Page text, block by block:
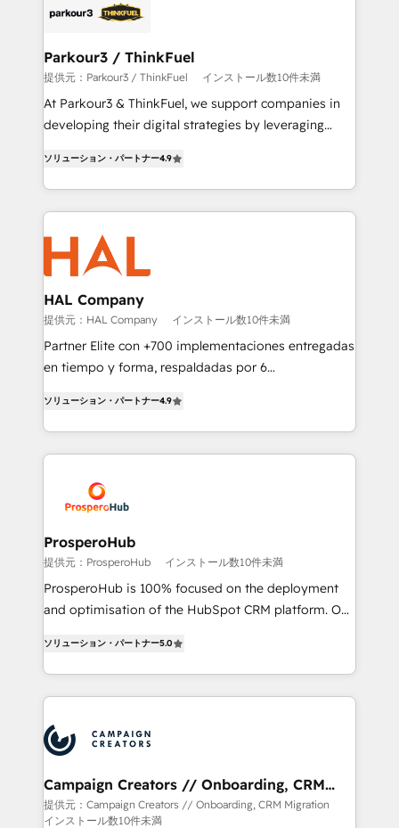
Program, HubSpot.
data hygiene, and tailored HubSpot solutions. Our
a global consultancy with the care and agility of a
boutique firm. At Triario, we’re big enough to deliver
but small enough to listen. Our Services: HubSpot
implementations & data migration Custom AI agents
Website design Let’s turn your CRM into your growth
engine!
Parkour3 / ThinkFuel
提供元：Parkour3 / ThinkFuel インストール数10件未満
At Parkour3 & ThinkFuel, we support companies in
developing their digital strategies by leveraging
sales processes to generate growth. Our offer spans
from Strategy to Operations. We specialize in CRM
onboarding and implementation, web design, sales
& marketing automation, and digital marketing. With
extensive experience working with tech companies
and manufacturers since 2002, we are committed to
empowering our clients and developing their
autonomy. Get to grips with HubSpot through
guided implementation and seamless integration of
the CRM platform into your digital ecosystem. Would
marketing strategy? We'll provide support tailored
to your needs and sales objectives. With 125+
Accreditations. Based in Canada (coast to coast), our
services are offered in both English & French.
ソリューション・パートナー4.9
HAL Company
提供元：HAL Company インストール数10件未満
Partner Elite con +700 implementaciones entregadas
en tiempo y forma, respaldadas por 6
Certified Trainers avalados por HubSpot Academy.
Acompañamos a las empresas en cada etapa de su
crecimiento integrando estrategia, tecnología y
reales. Nos caracterizamos por combinar excelencia
técnica con una mirada estratégica a largo plazo.
ソリューション・パートナー4.9
ProsperoHub
提供元：ProsperoHub インストール数10件未満
ProsperoHub is 100% focused on the deployment
and optimisation of the HubSpot CRM platform. Our
ensure that you achieve maximum adoption and
ROI from your HubSpot investment. Use our
extensive HubSpot, sales, marketing, service and
HubSpot journey, design and implement your
processes and skilfully bring your revenue
infrastructure to life. Our collaborative approach
keeps you in control whilst we plan and support the
route to your revenue goals. We have successfully
ソリューション・パートナー5.0
Campaign Creators // Onboarding, CRM
Migration
提供元：Campaign Creators // Onboarding, CRM Migration
インストール数10件未満